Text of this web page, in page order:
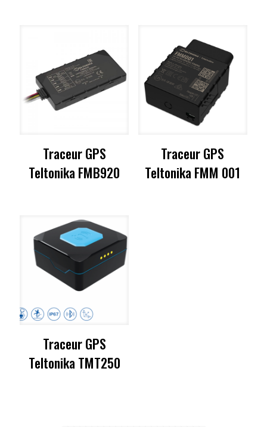
Traceur GPS
Teltonika FMB920
Traceur GPS
Teltonika FMM 001
Traceur GPS
Teltonika TMT250